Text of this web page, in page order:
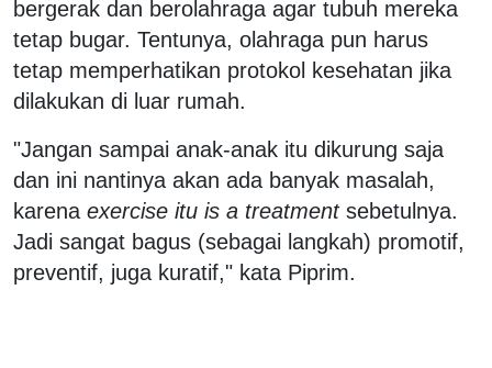
bergerak dan berolahraga agar tubuh mereka
tetap bugar. Tentunya, olahraga pun harus
tetap memperhatikan protokol kesehatan jika
dilakukan di luar rumah.
"Jangan sampai anak-anak itu dikurung saja
dan ini nantinya akan ada banyak masalah,
karena exercise itu is a treatmentsebetulnya.
Jadi sangat bagus (sebagai langkah) promotif,
preventif, juga kuratif," kata Piprim.